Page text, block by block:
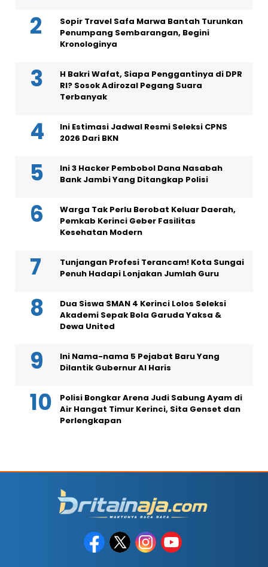
Sopir Travel Safa Marwa Bantah Turunkan
Penumpang Sembarangan, Begini
Kronologinya
H Bakri Wafat, Siapa Penggantinya di DPR
RI? Sosok Adirozal Pegang Suara
Terbanyak
Ini Estimasi Jadwal Resmi Seleksi CPNS
2026 Dari BKN
Ini 3 Hacker Pembobol Dana Nasabah
Bank Jambi Yang Ditangkap Polisi
Warga Tak Perlu Berobat Keluar Daerah,
Pemkab Kerinci Geber Fasilitas
Kesehatan Modern
Tunjangan Profesi Terancam! Kota Sungai
Penuh Hadapi Lonjakan Jumlah Guru
Dua Siswa SMAN 4 Kerinci Lolos Seleksi
Akademi Sepak Bola Garuda Yaksa &
Dewa United
Ini Nama-nama 5 Pejabat Baru Yang
Dilantik Gubernur Al Haris
Polisi Bongkar Arena Judi Sabung Ayam di
Air Hangat Timur Kerinci, Sita Genset dan
Perlengkapan